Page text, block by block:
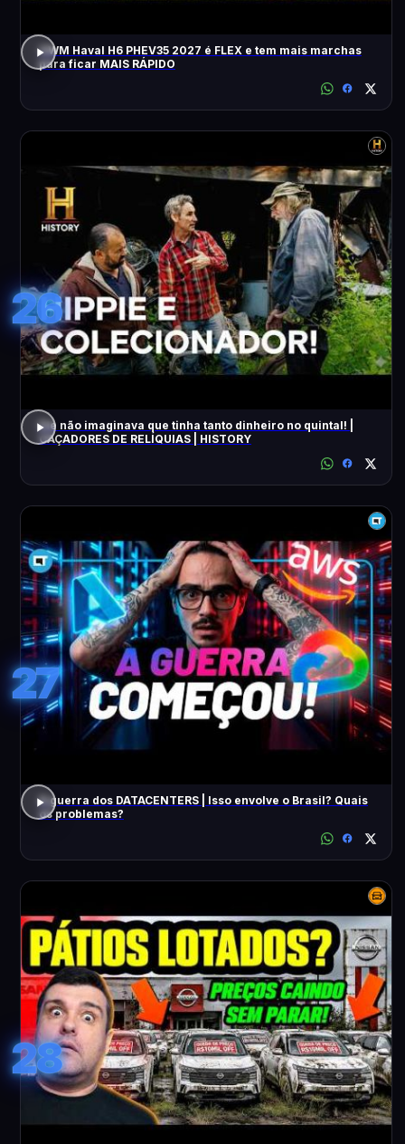
GWM Haval H6 PHEV35 2027 é FLEX e tem mais marchas
para ficar MAIS RÁPIDO
26
Ele não imaginava que tinha tanto dinheiro no quintal! |
CAÇADORES DE RELÍQUIAS | HISTORY
27
A guerra dos DATACENTERS | Isso envolve o Brasil? Quais
os problemas?
28